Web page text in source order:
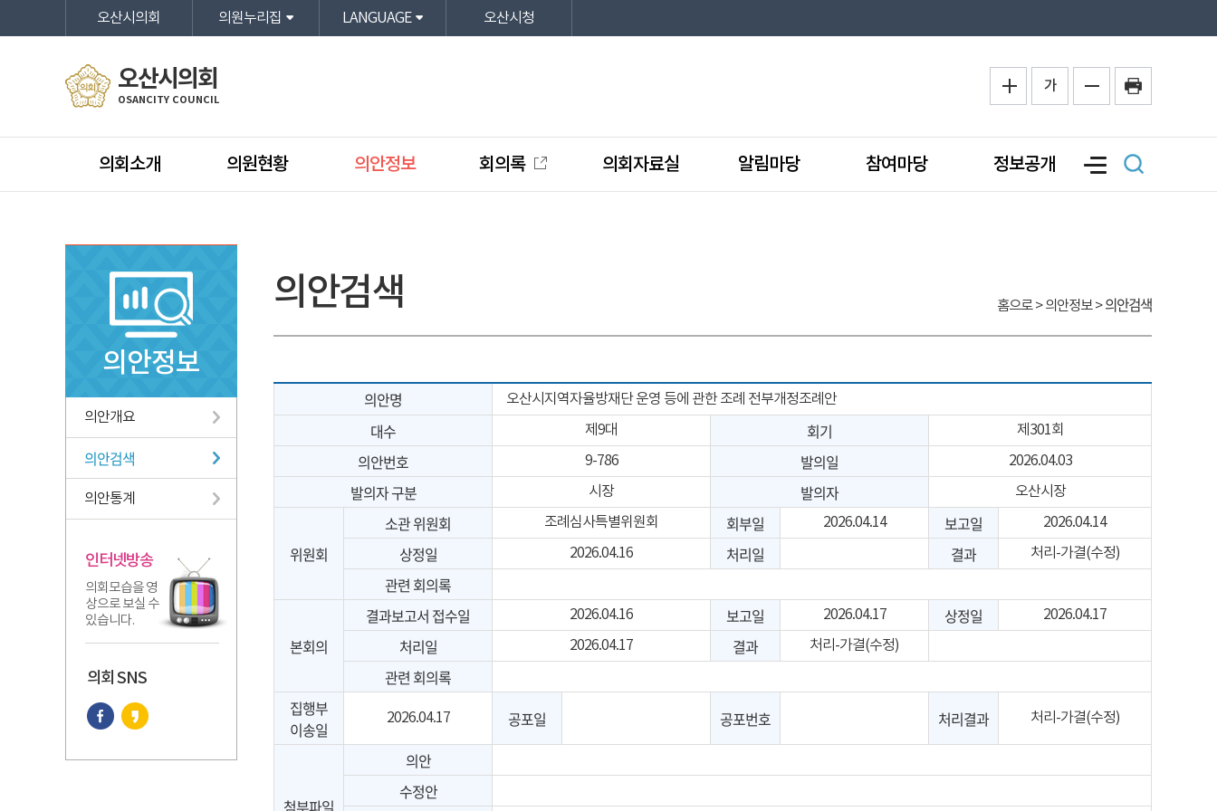
오산시의회 의원누리집 LANGUAGE 오산시청
오산시의회
OSANCITY COUNCIL
가
의회소개 의원현황 의안정보 회의록 의회자료실 알림마당 참여마당 정보공개
의안정보
의안개요
의안검색
의안통계
인터넷방송
의회모습을 영
상으로 보실 수
있습니다.
의회 SNS
의안검색 홈으로> 의안정보 >의안검색
의안명 오산시지역자율방재단 운영 등에 관한 조례 전부개정조례안
대수 제9대 회기 제301회
의안번호 9-786 발의일 2026.04.03
발의자 구분 시장 발의자 오산시장
위원회
소관 위원회 조례심사특별위원회 회부일 2026.04.14 보고일 2026.04.14
상정일 2026.04.16 처리일 결과 처리-가결(수정)
관련 회의록
본회의
결과보고서 접수일 2026.04.16 보고일 2026.04.17 상정일 2026.04.17
처리일 2026.04.17 결과 처리-가결(수정)
관련 회의록
집행부
이송일
2026.04.17 공포일 공포번호 처리결과 처리-가결(수정)
첨부파일
의안
수정안